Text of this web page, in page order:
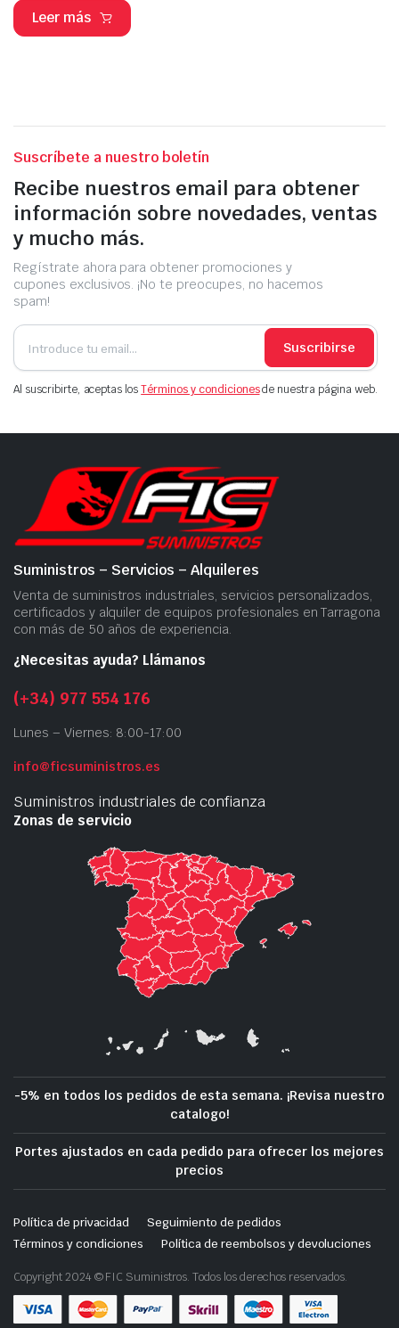
Leer más
Suscríbete a nuestro boletín
Recibe nuestros email para obtener
información sobre novedades, ventas
y mucho más.
Regístrate ahora para obtener promociones y
cupones exclusivos. ¡No te preocupes, no hacemos
spam!
Suscribirse
Al suscribirte, aceptas losTérminos y condicionesde nuestra página web.
Suministros – Servicios – Alquileres
Venta de suministros industriales, servicios personalizados,
certificados y alquiler de equipos profesionales en Tarragona
con más de 50 años de experiencia.
¿Necesitas ayuda? Llámanos
(+34) 977 554 176
Lunes – Viernes: 8:00-17:00
info@ficsuministros.es
Suministros industriales de confianza
Zonas de servicio
-5% en todos los pedidos de esta semana. ¡Revisa nuestro
catalogo!
Portes ajustados en cada pedido para ofrecer los mejores
precios
Política de privacidad
Seguimiento de pedidos
Términos y condiciones
Política de reembolsos y devoluciones
Copyright 2024 © FIC Suministros. Todos los derechos reservados.